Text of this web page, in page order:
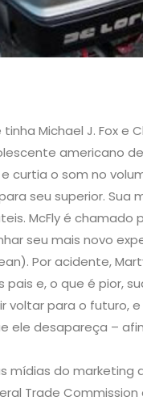
Michael J. Fox e
americano
curtia o som no
seu superior. Sua
McFly é
seu mais novo
Por acidente,
e, o que é pior,
voltar para o futuro,
ele desapareça –
mídias do
Trade